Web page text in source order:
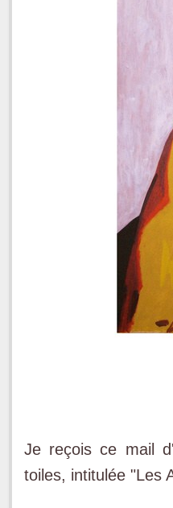
Je reçois ce mail
toiles, intitulée "Les